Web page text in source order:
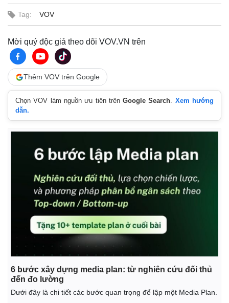
Tag: VOV
Mời quý độc giả theo dõi VOV.VN trên
Thêm VOV trên Google
Chọn VOV làm nguồn ưu tiên trênGoogle Search. Xem hướng
dẫn.
6 bước xây dựng media plan: từ nghiên cứu đối thủ
đến đo lường
Dưới đây là chi tiết các bước quan trọng để lập một Media Plan.